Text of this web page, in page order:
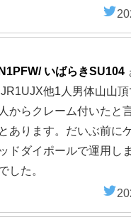
いばらきSU104
他1人男体山山
からクレーム付いたと
あります。だいぶ前に
ドダイポールで運用し
した。